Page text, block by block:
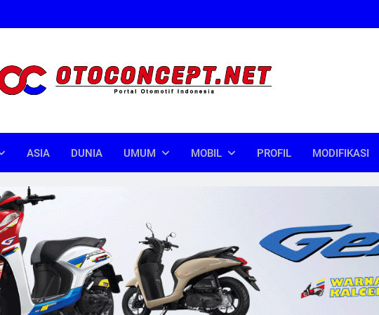
ASIA DUNIA UMUM MOBIL PROFIL MODIFIKASI